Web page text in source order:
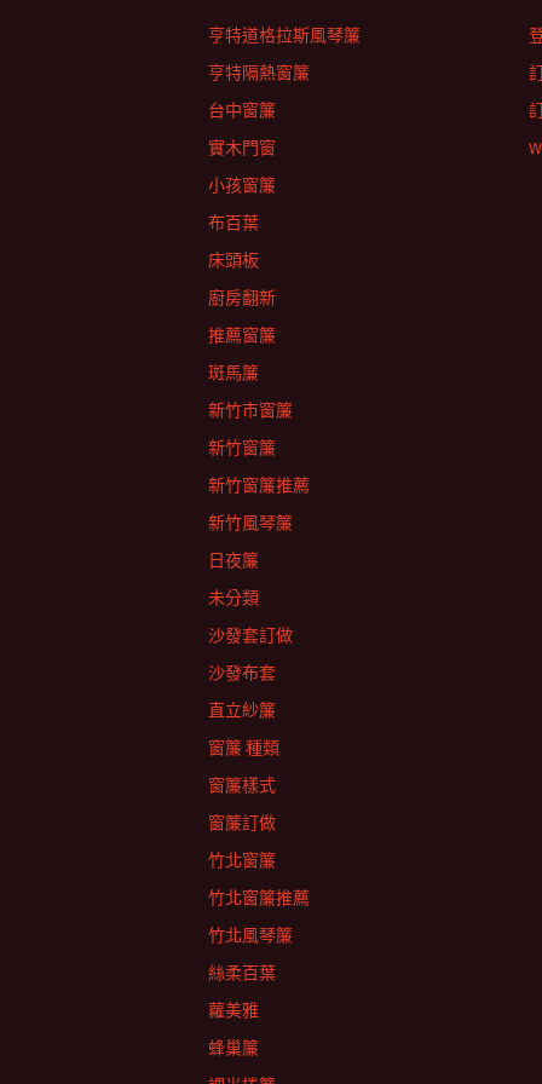
亨特道格拉斯風琴簾
亨特隔熱窗簾
台中窗簾
實木門窗
小孩窗簾
布百葉
床頭板
廚房翻新
推薦窗簾
斑馬簾
新竹市窗簾
新竹窗簾
新竹窗簾推薦
新竹風琴簾
日夜簾
未分類
沙發套訂做
沙發布套
直立紗簾
窗簾 種類
窗簾樣式
窗簾訂做
竹北窗簾
竹北窗簾推薦
竹北風琴簾
絲柔百葉
蘿美雅
蜂巢簾